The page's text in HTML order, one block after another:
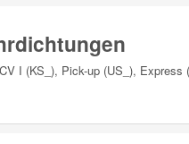
I (KS_), Pick-up (US_),